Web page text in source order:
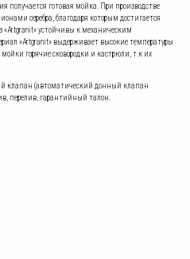
получается готовая мойка. При производстве
серебра, благодаря которым достигается
устойчивы к механическим
«Artgranit» выдерживает высокие температуры
горячие сковородки и кастрюли, т.к их
клапан (автоматический донный клапан
перелив, гарантийный талон.